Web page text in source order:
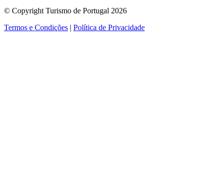
© Copyright Turismo de Portugal 2026
Termos e Condições | Política de Privacidade